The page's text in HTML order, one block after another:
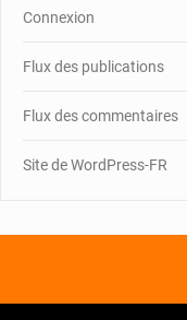
Connexion
Flux des publications
Flux des commentaires
Site de WordPress-FR